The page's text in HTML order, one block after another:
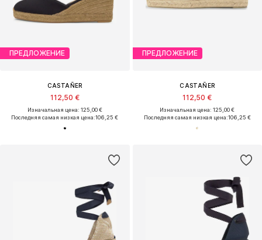
ПРЕДЛОЖЕНИЕ
CASTAÑER
112,50 €
Изначальная цена: 125,00 €
Последняя самая низкая цена:106,25 €
ПРЕДЛОЖЕНИЕ
CASTAÑER
112,50 €
Изначальная цена: 125,00 €
Последняя самая низкая цена:106,25 €